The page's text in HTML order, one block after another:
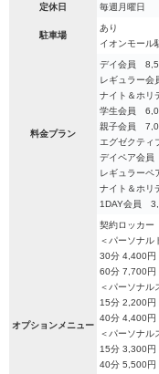
定休日 毎週月曜日
駐車場
あり
イオンモール
料金プラン
デイ会員
レギュラー
ナイト＆ホ
学生会員
親子会員
エグゼクテ
デイペア会
レギュラー
ナイト＆ホリ
1DAY会員
オプションメニュー
契約ロッカ
＜パーソナル
30分 4,400円
60分 7,700円
＜パーソナル
15分 2,200円
40分 4,400円
＜パーソナル
15分 3,300円
40分 5,500円